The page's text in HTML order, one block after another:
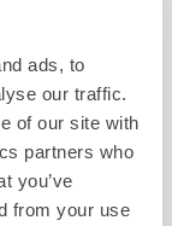
ads, to
our traffic.
of our site with
partners who
you’ve
from your use